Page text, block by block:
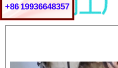
+86 19936648357